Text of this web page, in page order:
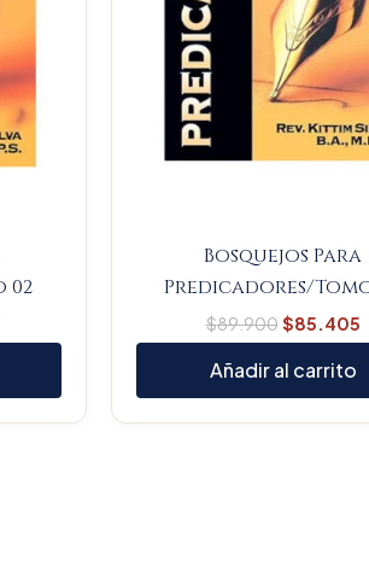
02
Bosquejos Para
Predicadores/
$89.900$85.405
Añadir al carrito